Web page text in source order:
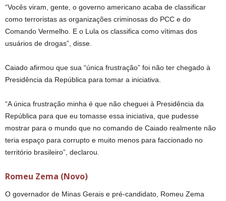
“Vocês viram, gente, o governo americano acaba de classificar
como terroristas as organizações criminosas do PCC e do
Comando Vermelho. E o Lula os classifica como vítimas dos
usuários de drogas”, disse.
Caiado afirmou que sua “única frustração” foi não ter chegado à
Presidência da República para tomar a iniciativa.
“A única frustração minha é que não cheguei à Presidência da
República para que eu tomasse essa iniciativa, que pudesse
mostrar para o mundo que no comando de Caiado realmente não
teria espaço para corrupto e muito menos para faccionado no
território brasileiro”, declarou.
Romeu Zema (Novo)
O governador de Minas Gerais e pré-candidato, Romeu Zema